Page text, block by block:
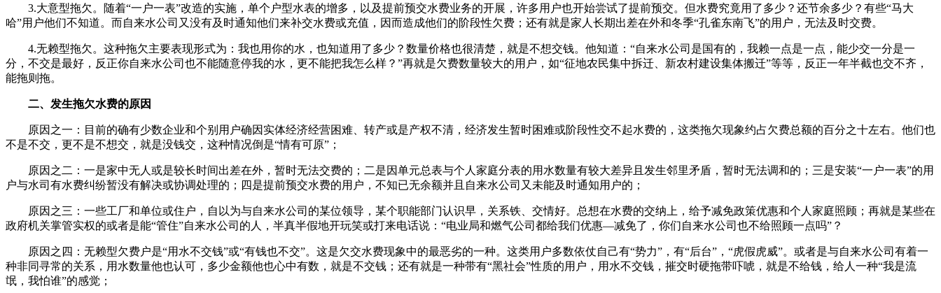
3.大意型拖欠。随着“一户一表”改造的实施，单个户型水表的增多，以及提前预交水费业务的开展，许多用户也开始尝试了提前预交。但水费究竟用了多少？还节余多少？有些“马大
哈”用户他们不知道。而自来水公司又没有及时通知他们来补交水费或充值，因而造成他们的阶段性欠费；还有就是家人长期出差在外和冬季“孔雀东南飞”的用户，无法及时交费。
4.无赖型拖欠。这种拖欠主要表现形式为：我也用你的水，也知道用了多少？数量价格也很清楚，就是不想交钱。他知道：“自来水公司是国有的，我赖一点是一点，能少交一分是一
分，不交是最好，反正你自来水公司也不能随意停我的水，更不能把我怎么样？”再就是欠费数量较大的用户，如“征地农民集中拆迁、新农村建设集体搬迁”等等，反正一年半截也交不齐，
能拖则拖。
二、发生拖欠水费的原因
原因之一：目前的确有少数企业和个别用户确因实体经济经营困难、转产或是产权不清，经济发生暂时困难或阶段性交不起水费的，这类拖欠现象约占欠费总额的百分之十左右。他们也
不是不交，更不是不想交，就是没钱交，这种情况倒是“情有可原”；
原因之二：一是家中无人或是较长时间出差在外，暂时无法交费的；二是因单元总表与个人家庭分表的用水数量有较大差异且发生邻里矛盾，暂时无法调和的；三是安装“一户一表”的用
户与水司有水费纠纷暂没有解决或协调处理的；四是提前预交水费的用户，不知已无余额并且自来水公司又未能及时通知用户的；
原因之三：一些工厂和单位或住户，自以为与自来水公司的某位领导，某个职能部门认识早，关系铁、交情好。总想在水费的交纳上，给予减免政策优惠和个人家庭照顾；再就是某些在
政府机关掌管实权的或者是能“管住”自来水公司的人，半真半假地开玩笑或打来电话说：“电业局和燃气公司都给我们优惠—减免了，你们自来水公司也不给照顾一点吗”？
原因之四：无赖型欠费户是“用水不交钱”或“有钱也不交”。这是欠交水费现象中的最恶劣的一种。这类用户多数依仗自己有“势力”，有“后台”，“虎假虎威”。或者是与自来水公司有着一
种非同寻常的关系，用水数量他也认可，多少金额他也心中有数，就是不交钱；还有就是一种带有“黑社会”性质的用户，用水不交钱，摧交时硬拖带吓唬，就是不给钱，给人一种“我是流
氓，我怕谁”的感觉；